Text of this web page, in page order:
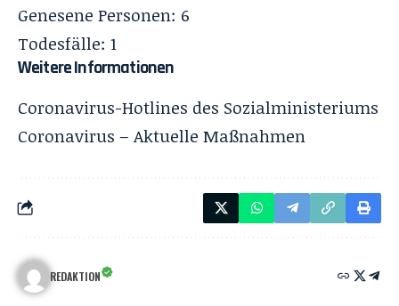
Genesene Personen: 6
Todesfälle: 1
Weitere Informationen
Coronavirus-Hotlines des Sozialministeriums
Coronavirus – Aktuelle Maßnahmen
REDAKTION